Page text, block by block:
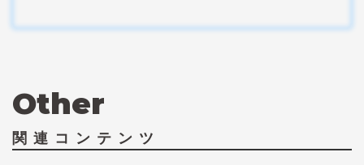
Other
関連コンテンツ